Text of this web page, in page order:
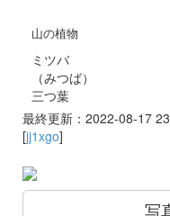
山の植物
ミツバ
（みつば）
三つ葉
最終更新：2022-08-17
[jj1xgo]
写